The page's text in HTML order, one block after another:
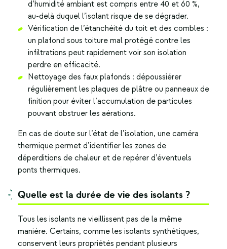
d’humidité ambiant est compris entre 40 et 60 %,
au-delà duquel l’isolant risque de se dégrader.
Vérification de l’étanchéité du toit et des combles :
un plafond sous toiture mal protégé contre les
infiltrations peut rapidement voir son isolation
perdre en efficacité.
Nettoyage des faux plafonds : dépoussiérer
régulièrement les plaques de plâtre ou panneaux de
finition pour éviter l’accumulation de particules
pouvant obstruer les aérations.
En cas de doute sur l’état de l’isolation, une caméra
thermique permet d’identifier les zones de
déperditions de chaleur et de repérer d’éventuels
ponts thermiques.
Quelle est la durée de vie des isolants ?
Tous les isolants ne vieillissent pas de la même
manière. Certains, comme les isolants synthétiques,
conservent leurs propriétés pendant plusieurs